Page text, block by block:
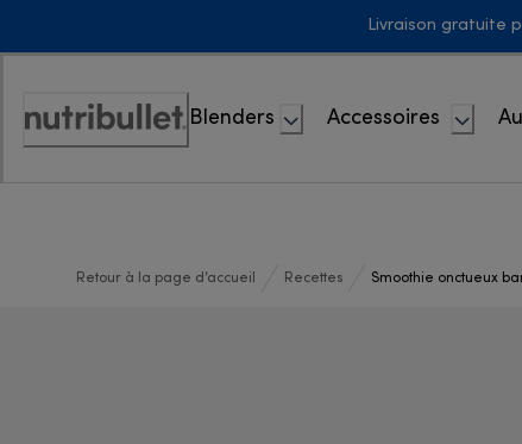
Livraison gratuite
Déclaration
Blenders Accessoires
Retour à la page d’accueil Recettes Smoothie onctueux